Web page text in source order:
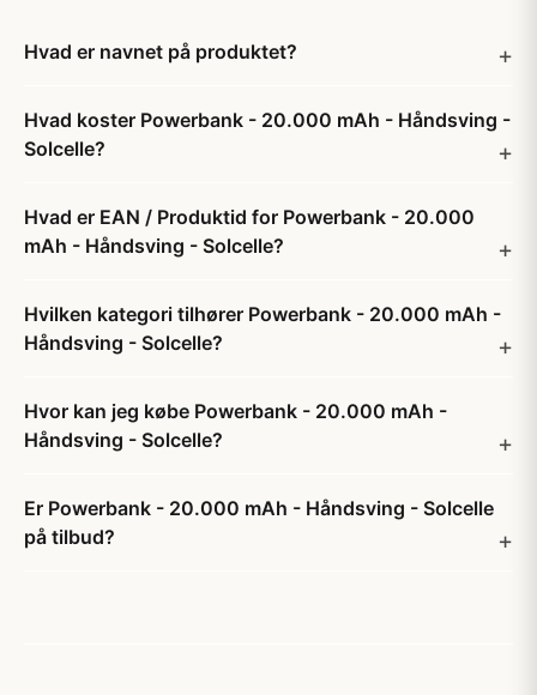
Hvad er navnet på produktet?
Hvad koster Powerbank - 20.000 mAh - Håndsving -
Solcelle?
Hvad er EAN / Produktid for Powerbank - 20.000
mAh - Håndsving - Solcelle?
Hvilken kategori tilhører Powerbank - 20.000 mAh -
Håndsving - Solcelle?
Hvor kan jeg købe Powerbank - 20.000 mAh -
Håndsving - Solcelle?
Er Powerbank - 20.000 mAh - Håndsving - Solcelle
på tilbud?